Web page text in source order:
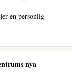
en personlig
nya